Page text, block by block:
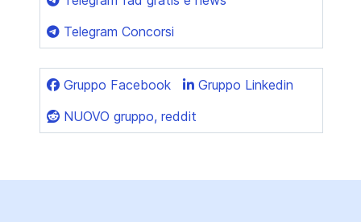
Telegram Concorsi
Gruppo Facebook
Gruppo Linkedin
NUOVO gruppo, reddit